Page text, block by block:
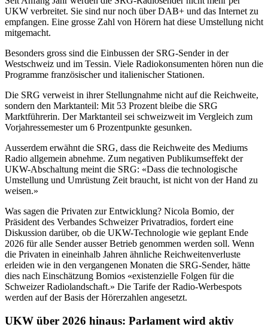
UKW verbreitet. Sie sind nur noch über DAB+ und das Internet zu
empfangen. Eine grosse Zahl von Hörern hat diese Umstellung nicht
mitgemacht.
Besonders gross sind die Einbussen der SRG-Sender in der
Westschweiz und im Tessin. Viele Radiokonsumenten hören nun die
Programme französischer und italienischer Stationen.
Die SRG verweist in ihrer Stellungnahme nicht auf die Reichweite,
sondern den Marktanteil: Mit 53 Prozent bleibe die SRG
Marktführerin. Der Marktanteil sei schweizweit im Vergleich zum
Vorjahressemester um 6 Prozentpunkte gesunken.
Ausserdem erwähnt die SRG, dass die Reichweite des Mediums
Radio allgemein abnehme. Zum negativen Publikumseffekt der
UKW-Abschaltung meint die SRG: «Dass die technologische
Umstellung und Umrüstung Zeit braucht, ist nicht von der Hand zu
weisen.»
Was sagen die Privaten zur Entwicklung? Nicola Bomio, der
Präsident des Verbandes Schweizer Privatradios, fordert eine
Diskussion darüber, ob die UKW-Technologie wie geplant Ende
2026 für alle Sender ausser Betrieb genommen werden soll. Wenn
die Privaten in eineinhalb Jahren ähnliche Reichweitenverluste
erleiden wie in den vergangenen Monaten die SRG-Sender, hätte
dies nach Einschätzung Bomios «existenzielle Folgen für die
Schweizer Radiolandschaft.» Die Tarife der Radio-Werbespots
werden auf der Basis der Hörerzahlen angesetzt.
UKW über 2026 hinaus: Parlament wird aktiv